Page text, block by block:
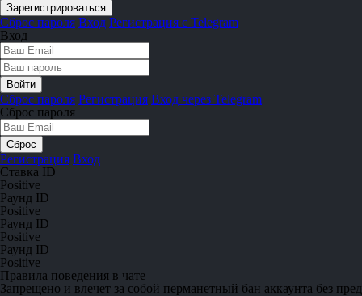
Сброс пароля Вход Регистрация с Telegram
Вход
Сброс пароля Регистрация Вход через Telegram
Сброс пароля
Регистрация Вход
Ставка ID
Positive
Раунд ID
Positive
Раунд ID
Positive
Раунд ID
Positive
Правила поведения в чате
Запрещено и влечет за собой перманетный бан аккаунта без